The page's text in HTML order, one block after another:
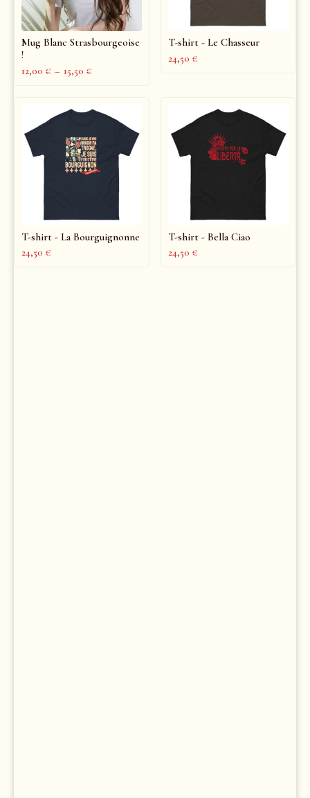
Mug Blanc Strasbourgeoise
!
12,00 € – 15,50 €
T-shirt - Le Chasseur
24,50 €
T-shirt - La Bourguignonne
24,50 €
T-shirt - Bella Ciao
24,50 €